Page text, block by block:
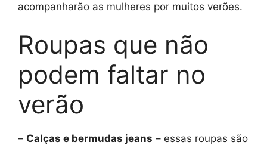
acompanharão as mulheres por muitos verões.
Roupas que não
podem faltar no
verão
– Calças e bermudas jeans – essas roupas são